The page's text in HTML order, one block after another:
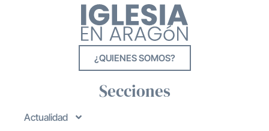
¿QUIENES SOMOS?
Secciones
Actualidad